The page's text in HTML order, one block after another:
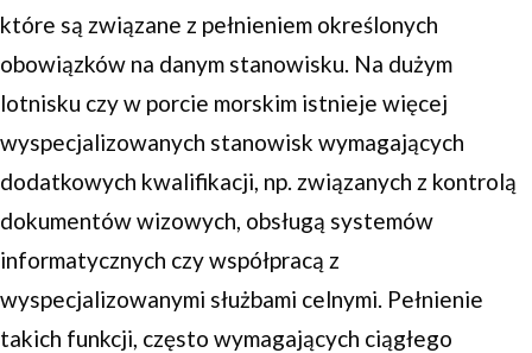
które są związane z pełnieniem określonych
obowiązków na danym stanowisku. Na dużym
lotnisku czy w porcie morskim istnieje więcej
wyspecjalizowanych stanowisk wymagających
dodatkowych kwalifikacji, np. związanych z kontrolą
dokumentów wizowych, obsługą systemów
informatycznych czy współpracą z
wyspecjalizowanymi służbami celnymi. Pełnienie
takich funkcji, często wymagających ciągłego